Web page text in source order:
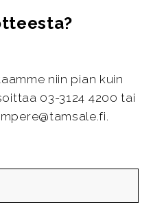
niin pian kuin
03-3124 4200 tai